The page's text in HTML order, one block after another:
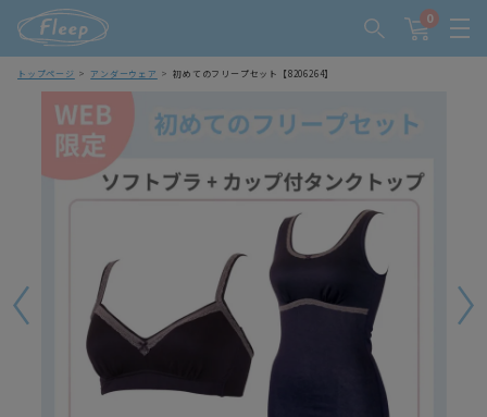
0
トップページ アンダーウェア 初めてのフリープセット【8206264】